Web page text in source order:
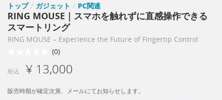
トップ / ガジェット / PC関連
RING MOUSE｜スマホを触れずに直感操作できる
スマートリング
RING MOUSE – Experience the Future of Fingertip Control
(0)
税込 ¥ 13,000
販売時期が確定次第、メールにてお知らせします。